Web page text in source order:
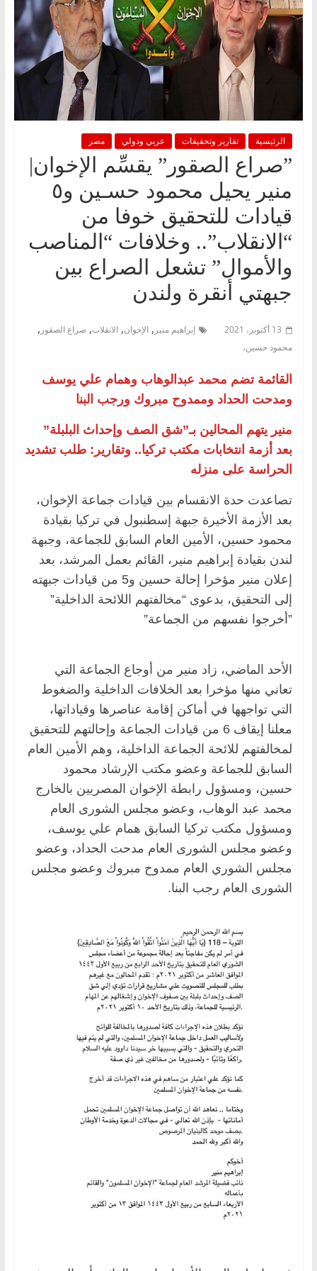
الرئيسية تقارير وتحقيقات عربي ودولي مصر
‏”صراع الصقور” يقسِّم الإخوان|
منير يحيل محمود حسـين و٥
قيادات للتحقيق خوفا من
“الانقلاب”.. وخلافات “المناصب
والأموال” تشعل الصراع ‏بين
‏جبهتي أنقرة ولندن
13 أكتوبر، 2021 إبراهيم منير , الإخوان, الانقلاب, صراع الصقور ,
محمود حسين،
القائمة تضم محمد عبدالوهاب وهمام علي يوسف
ومدحت الحداد وممدوح مبروك ورجب البنا ‏
منير يتهم المحالين بـ”شق الصف وإحداث البلبلة”
بعد أزمة انتخابات مكتب تركيا.. وتقارير: طلب تشديد
الحراسة على منزله
تصاعدت حدة الانقسام بين قيادات جماعة الإخوان،
بعد الأزمة الأخيرة جبهة إسطنبول في تركيا بقيادة
محمود حسين، الأمين العام السابق للجماعة، ‏وجبهة
لندن بقيادة إبراهيم منير، القائم بعمل المرشد، بعد
إعلان منير مؤخرا إحالة حسين و5 من قيادات جبهته
إلى التحقيق، بدعوى “مخالفتهم اللائحة ‏الداخلية”‏
‏”أخرجوا نفسهم من الجماعة”‏
الأحد الماضي، زاد منير من أوجاع الجماعة التي
تعاني منها مؤخرا بعد الخلافات الداخلية والضغوط
التي تواجهها في أماكن إقامة عناصرها ‏وقياداتها،
معلنا إيقاف 6 من قيادات الجماعة وإحالتهم للتحقيق
لمخالفتهم للائحة الجماعة الداخلية، وهم الأمين العام
السابق للجماعة ‏وعضو مكتب الإرشاد محمود
حسين، ومسؤول رابطة الإخوان المصريين بالخارج
محمد عبد الوهاب، وعضو مجلس الشورى ‏العام
ومسؤول مكتب تركيا السابق همام علي يوسف،
وعضو مجلس الشورى العام مدحت الحداد، وعضو
مجلس الشوري العام ‏ممدوح مبروك وعضو مجلس
الشورى العام رجب البنا.‏